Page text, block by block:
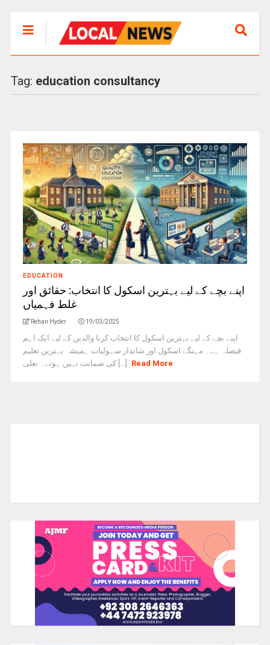
Tag: education consultancy
EDUCATION
اپنے بچے کے لیے بہترین اسکول کا انتخاب: حقائق اور
غلط فہمیاں
Rehan Hyder 19/03/2025
اپنے بچے کے لیے بہترین اسکول کا انتخاب کرنا والدین کے لیے ایک اہم
فیصلہ ہے۔ مہنگے اسکول اور شاندار سہولیات ہمیشہ بہترین تعلیم
کی ضمانت نہیں ہوتے۔ تعلی [...]
Read More